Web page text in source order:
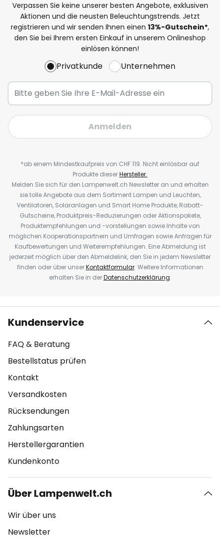
Verpassen Sie keine unserer besten Angebote, exklusiven
Aktionen und die neusten Beleuchtungstrends. Jetzt
registrieren und wir senden Ihnen einen 13%-Gutschein*,
den Sie bei Ihrem ersten Einkauf in unserem Onlineshop
einlösen können!
Privatkunde Unternehmen
Anmelden
*ab einem Mindestkaufpreis von CHF 119. Nicht einlösbar auf
Produkte dieserHersteller.
Melden Sie sich für den Lampenwelt.ch Newsletter an und erhalten
sie tolle Angebote aus dem Sortiment Lampen und Leuchten,
Ventilatoren, Solaranlagen und Smart Home Produkte, Rabatt-
Gutscheine, Produktpreis-Reduzierungen oder Aktionspakete,
Produktempfehlungen und -vorstellungen sowie Inhalte von
möglichen Kooperationspartnern und Umfragen sowie Anfragen für
Kaufbewertungen und Weiterempfehlungen. Eine Abmeldung ist
jederzeit möglich über den Abmeldelink, den Sie in jedem Newsletter
finden oder über unserKontaktformular. Weitere Informationen
erhalten Sie in derDatenschutzerklärung.
Kundenservice
FAQ & Beratung
Bestellstatus prüfen
Kontakt
Versandkosten
Rücksendungen
Zahlungsarten
Herstellergarantien
Kundenkonto
Über Lampenwelt.ch
Wir über uns
Newsletter